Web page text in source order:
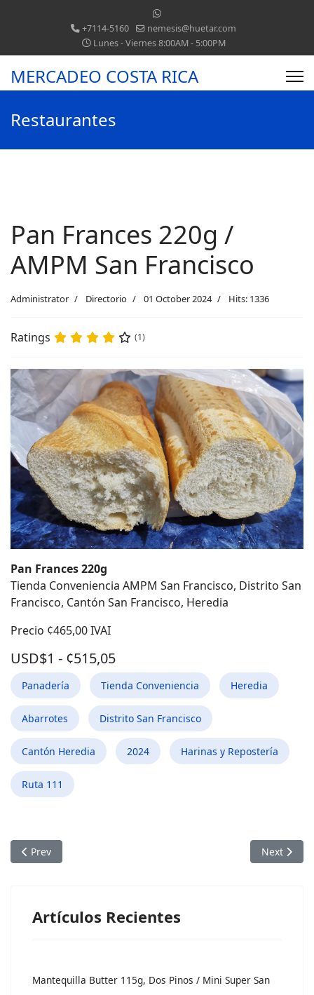
+7114-5160
nemesis@huetar.com
Lunes - Viernes 8:00AM - 5:00PM
MERCADEO COSTA RICA
Restaurantes
Pan Frances 220g /
AMPM San Francisco
Administrator Directorio 01 October 2024 Hits: 1336
Ratings (1)
Pan Frances 220g
Tienda Conveniencia AMPM San Francisco, Distrito San
Francisco, Cantón San Francisco, Heredia
Precio ¢465,00 IVAI
USD$1 - ¢515,05
Panadería Tienda Conveniencia Heredia
Abarrotes Distrito San Francisco
Cantón Heredia 2024 Harinas y Repostería
Ruta 111
Previous article: Gallo Pinto 180g / Super San Agustin San
Prev Next
Next
Artículos Recientes
Mantequilla Butter 115g, Dos Pinos / Mini Super San